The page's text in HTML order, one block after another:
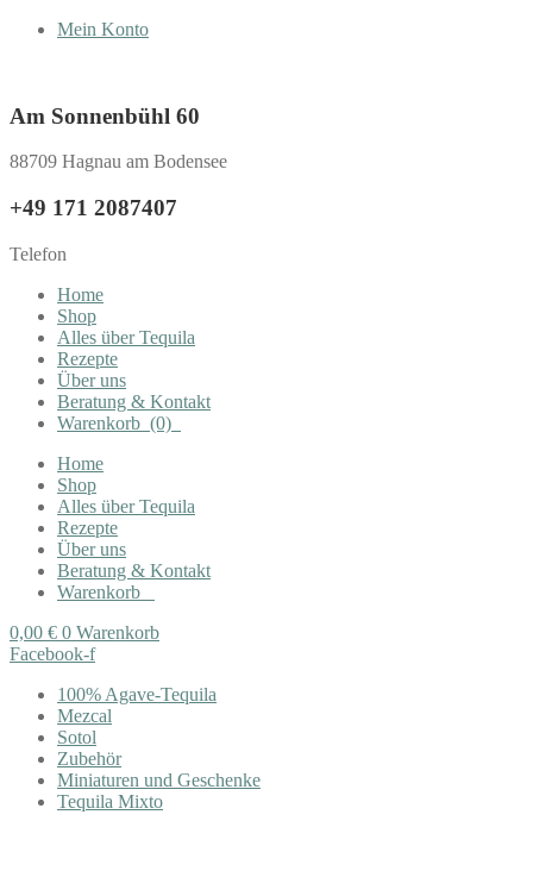
Mein Konto
Am Sonnenbühl 60
88709 Hagnau am Bodensee
+49 171 2087407
Telefon
Home
Shop
Alles über Tequila
Rezepte
Über uns
Beratung & Kontakt
Warenkorb (0)
Home
Shop
Alles über Tequila
Rezepte
Über uns
Beratung & Kontakt
Warenkorb
0,00 € 0 Warenkorb
Facebook-f
100% Agave-Tequila
Mezcal
Sotol
Zubehör
Miniaturen und Geschenke
Tequila Mixto